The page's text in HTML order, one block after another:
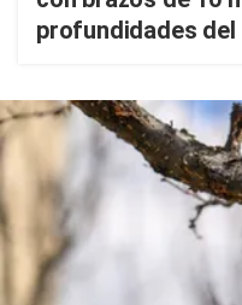
profundidades del